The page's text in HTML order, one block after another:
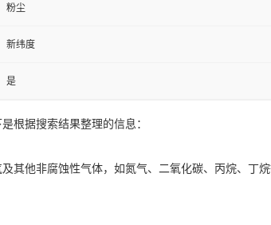
粉尘
新纬度
是
根据搜索结果整理的信息：
其他非腐蚀性气体，如氮气、二氧化碳、丙烷、